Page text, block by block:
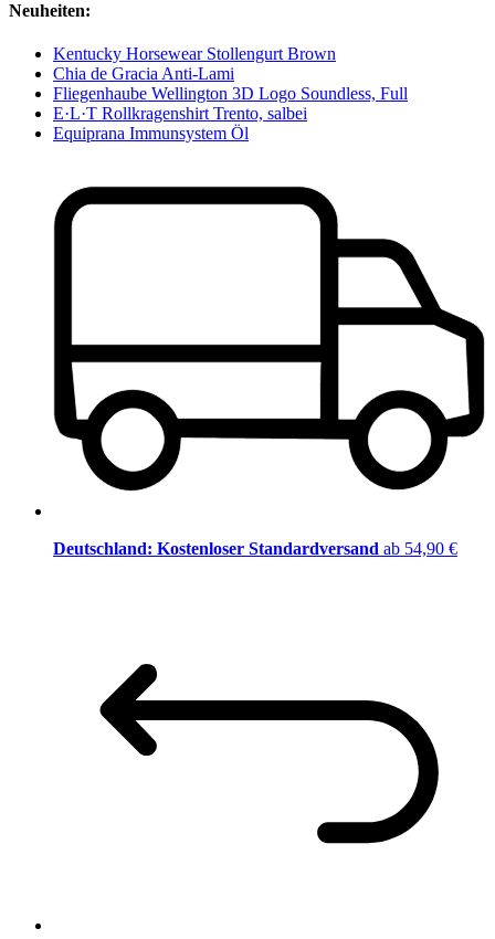
Neuheiten:
Kentucky Horsewear Stollengurt Brown
Chia de Gracia Anti-Lami
Fliegenhaube Wellington 3D Logo Soundless, Full
E·L·T Rollkragenshirt Trento, salbei
Equiprana Immunsystem Öl
Deutschland: Kostenloser Standardversand ab 54,90 €